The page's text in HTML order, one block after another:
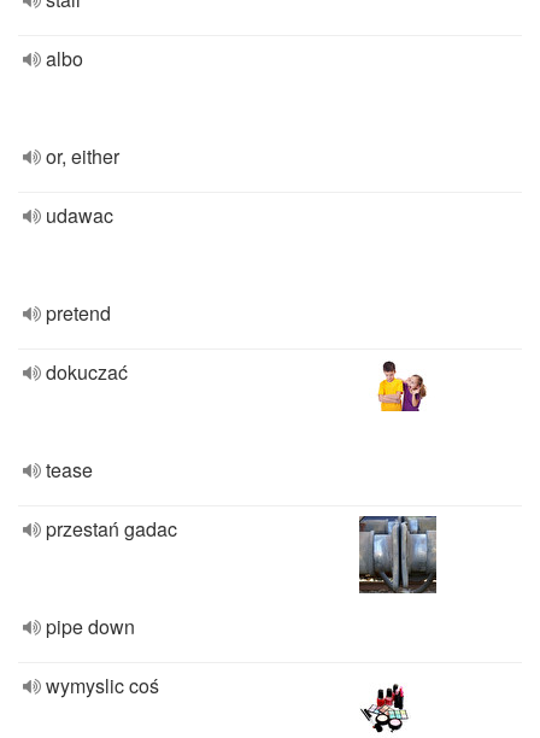
albo
or, either
udawac
pretend
dokuczać
tease
przestań gadac
pipe down
wymyslic coś